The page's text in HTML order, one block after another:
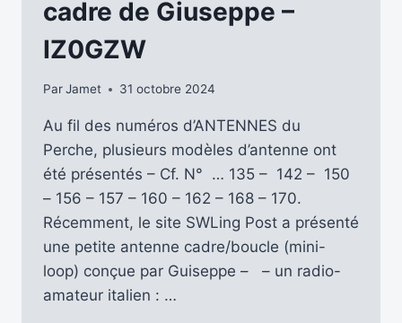
cadre de Giuseppe –
IZ0GZW
ParJamet 31 octobre 2024
Au fil des numéros d’ANTENNES du
Perche, plusieurs modèles d’antenne ont
été présentés – Cf. N° … 135 – 142 – 150
– 156 – 157 – 160 – 162 – 168 – 170.
Récemment, le site SWLing Post a présenté
une petite antenne cadre/boucle (mini-
loop) conçue par Guiseppe – – un radio-
amateur italien : …